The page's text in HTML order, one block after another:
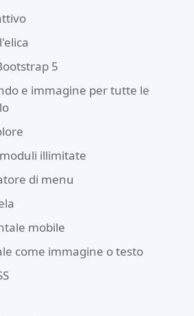
5
e immagine per tutte le
illimitate
di menu
mobile
come immagine o testo